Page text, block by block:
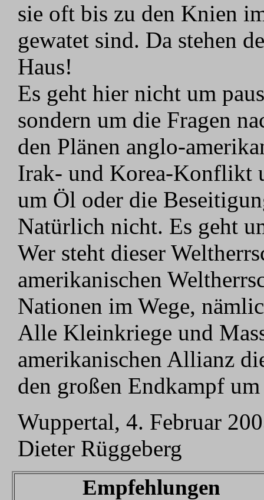
sie oft bis zu den Knien
gewatet sind. Da stehen
Haus!
Es geht hier nicht um
sondern um die Fragen
den Plänen anglo-
Irak- und Korea-Konflikt
um Öl oder die
Natürlich nicht. Es geht
Wer steht dieser
amerikanischen
Nationen im Wege,
Alle Kleinkriege und
amerikanischen Allianz
den großen Endkampf
Wuppertal, 4. Februar
Dieter Rüggeberg
Empfehlungen